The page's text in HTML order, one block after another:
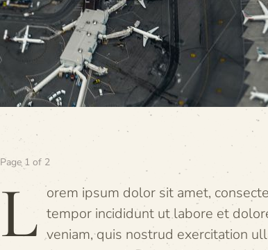
Page 1 of 2
L orem ipsum dolor sit amet,
tempor incididunt ut labore et
veniam, quis nostrud exercitation